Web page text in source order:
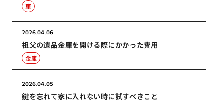
車
祖父の遺品金庫を開ける際にかかった費用
2026.04.06
金庫
鍵を忘れて家に入れない時に試すべきこと
2026.04.05